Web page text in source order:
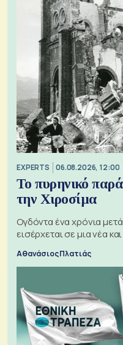
EXPERTS 06.08.2026, 12:00
Το πυρηνικό
την Χιροσίμα
Ογδόντα ένα χρόνια
εισέρχεται σε μια νέα
Αθανάσιος Πλατιάς